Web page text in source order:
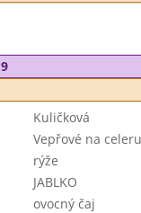
Kuličková
Vepřové na celeru
rýže
JABLKO
ovocný čaj